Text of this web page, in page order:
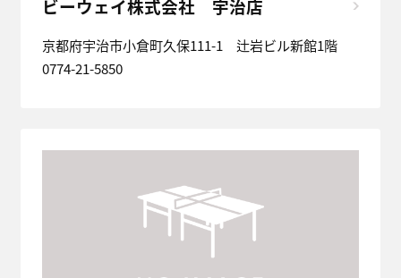
ビーウェイ株式会社 宇治店
京都府宇治市小倉町久保111-1 辻岩ビル新館1階
0774-21-5850